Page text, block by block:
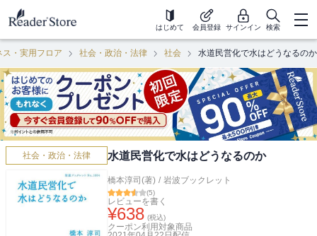
はじめて 会員登録 サインイン 検索
ス・実用フロア 社会・政治・法律 社会 水道民営化で水はどうなるのか
社会・政治・法律 水道民営化で水はどうなるのか
橋本淳司(著) / 岩波ブックレット
(5)
レビューを書く
¥638 (税込)
クーポン利用対象商品